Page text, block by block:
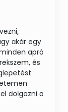
akár egy
apró
és
dolgozni a